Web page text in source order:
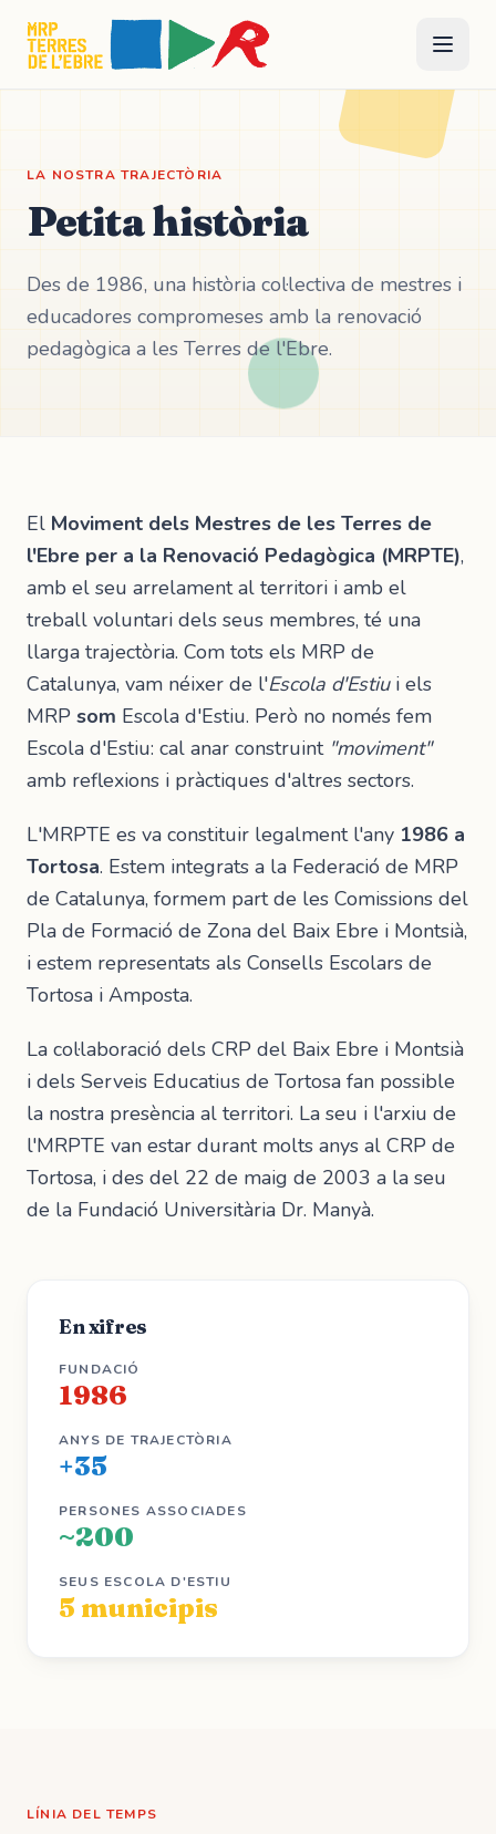
LA NOSTRA TRAJECTÒRIA
Petita història
Des de 1986, una història col·lectiva de mestres i
educadores compromeses amb la renovació
pedagògica a les Terres de l'Ebre.
El Moviment dels Mestres de les Terres de
l'Ebre per a la Renovació Pedagògica (MRPTE),
amb el seu arrelament al territori i amb el
treball voluntari dels seus membres, té una
llarga trajectòria. Com tots els MRP de
Catalunya, vam néixer de l'Escola d'Estiui els
MRP som Escola d'Estiu. Però no només fem
Escola d'Estiu: cal anar construint "moviment"
amb reflexions i pràctiques d'altres sectors.
L'MRPTE es va constituir legalment l'any 1986 a
Tortosa. Estem integrats a la Federació de MRP
de Catalunya, formem part de les Comissions del
Pla de Formació de Zona del Baix Ebre i Montsià,
i estem representats als Consells Escolars de
Tortosa i Amposta.
La col·laboració dels CRP del Baix Ebre i Montsià
i dels Serveis Educatius de Tortosa fan possible
la nostra presència al territori. La seu i l'arxiu de
l'MRPTE van estar durant molts anys al CRP de
Tortosa, i des del 22 de maig de 2003 a la seu
de la Fundació Universitària Dr. Manyà.
En xifres
FUNDACIÓ
1986
ANYS DE TRAJECTÒRIA
+35
PERSONES ASSOCIADES
~200
SEUS ESCOLA D'ESTIU
5 municipis
LÍNIA DEL TEMPS